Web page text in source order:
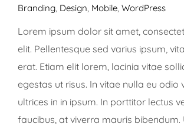
Branding Design Mobile WordPress
Lorem ipsum dolor sit amet,
elit. Pellentesque sed varius ipsum,
erat. Etiam elit lorem, lacinia vitae
egestas ut risus. In vitae nulla eu odio
ultrices in in ipsum. In porttitor lectus
faucibus, at viverra mauris bibendum.